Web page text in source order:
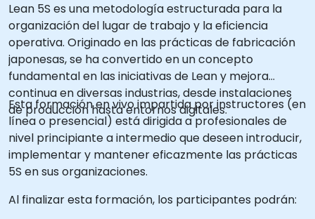
Lean 5S es una metodología estructurada para la
organización del lugar de trabajo y la eficiencia
operativa. Originado en las prácticas de fabricación
japonesas, se ha convertido en un concepto
fundamental en las iniciativas de Lean y mejora
continua en diversas industrias, desde instalaciones
de producción hasta entornos digitales.
Esta formación en vivo impartida por instructores (en
línea o presencial) está dirigida a profesionales de
nivel principiante a intermedio que deseen introducir,
implementar y mantener eficazmente las prácticas
5S en sus organizaciones.
Al finalizar esta formación, los participantes podrán: